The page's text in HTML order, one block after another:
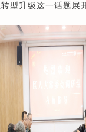
型升级这一话题展